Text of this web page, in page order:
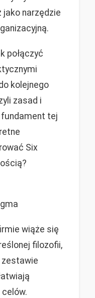
jako narzędzie
połączyć
kolejnego
zasad i
tej
Six
wiąże się
filozofii,
zestawie